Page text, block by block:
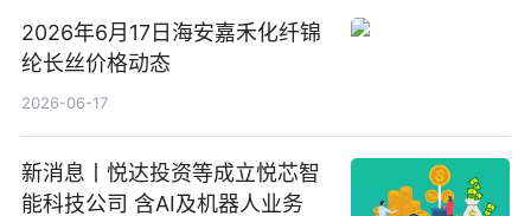
2026年6月17日海安嘉禾化纤锦
纶长丝价格动态
2026-06-17
新消息丨悦达投资等成立悦芯智
能科技公司 含AI及机器人业务